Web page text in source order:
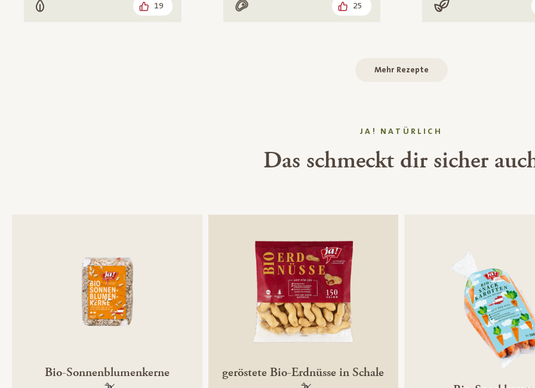
Vegetarisch 19 Mit Fleisch 25 Vegan
Mehr Rezepte
JA! NATÜRLICH
Das schmeckt dir sicher
Bio-Sonnenblumenkerne geröstete Bio-Erdnüsse in Schale